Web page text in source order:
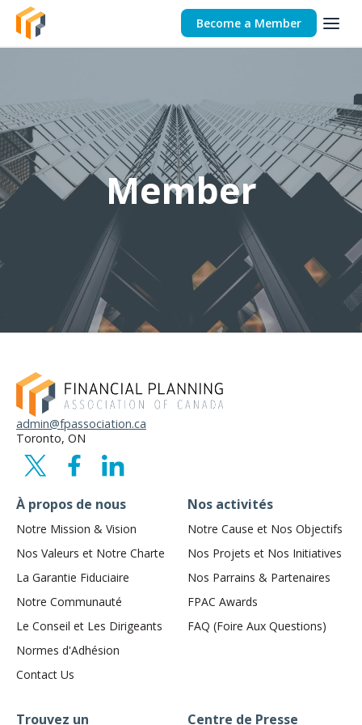
Become a Member
Member
admin@fpassociation.ca
Toronto, ON
À propos de nous
Notre Mission & Vision
Nos Valeurs et Notre Charte
La Garantie Fiduciaire
Notre Communauté
Le Conseil et Les Dirigeants
Normes d'Adhésion
Contact Us
Nos activités
Notre Cause et Nos Objectifs
Nos Projets et Nos Initiatives
Nos Parrains & Partenaires
FPAC Awards
FAQ (Foire Aux Questions)
Trouvez un Centre de Presse